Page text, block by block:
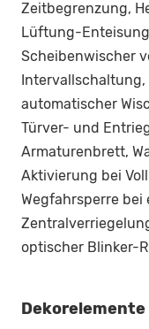
Zeitbegrenzung,
Lüftung-
Scheibenwischer
automatischer
Türver- und
Armaturenbrett,
Aktivierung bei
Wegfahrsperre bei
optischer Blinker-
Dekorelemente